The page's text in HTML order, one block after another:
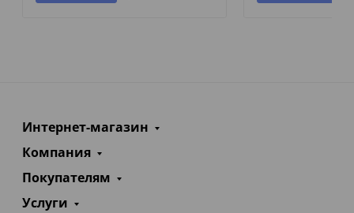
Интернет-магазин
Компания
Покупателям
Услуги